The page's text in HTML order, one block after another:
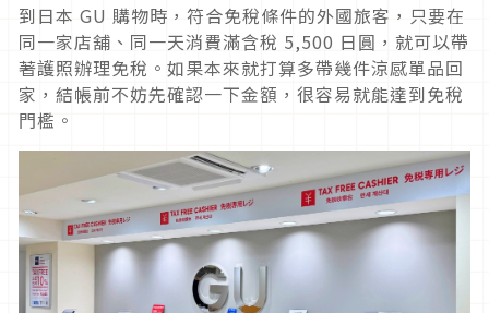
到日本 GU 購物時，符合免稅條件的外國旅客，只要在
同一家店舖、同一天消費滿含稅 5,500 日圓，就可以帶
著護照辦理免稅。如果本來就打算多帶幾件涼感單品回
家，結帳前不妨先確認一下金額，很容易就能達到免稅
門檻。